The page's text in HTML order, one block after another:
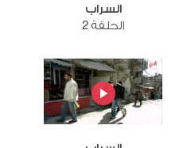
السراب
الحلقة 2